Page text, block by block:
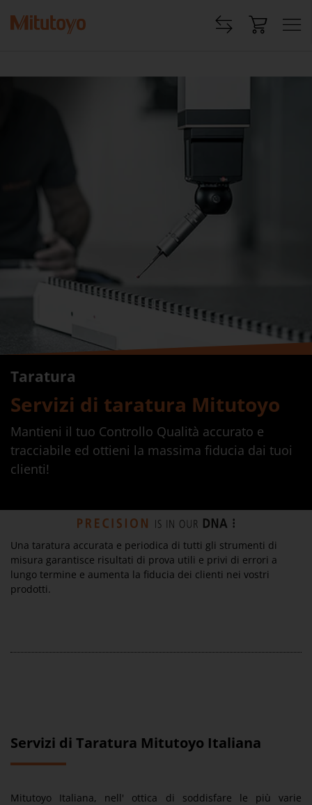
Taratura
Servizi di taratura Mitutoyo
Mantieni il tuo Controllo Qualità accurato e
tracciabile ed ottieni la massima fiducia dai tuoi
clienti!
Una taratura accurata e periodica di tutti gli strumenti di
misura garantisce risultati di prova utili e privi di errori a
lungo termine e aumenta la fiducia dei clienti nei vostri
prodotti.
Servizi di Taratura Mitutoyo Italiana
Mitutoyo Italiana, nell' ottica di soddisfare le più varie